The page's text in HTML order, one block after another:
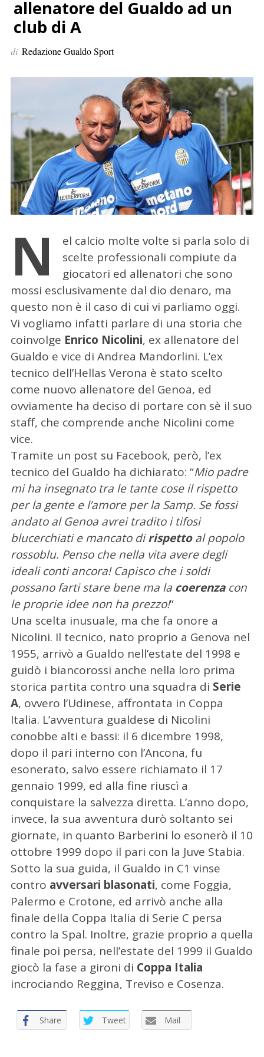
e
r
:
allenatore del Gualdo ad un
club di A
di Redazione Gualdo Sport
N
el calcio molte volte si parla solo di
scelte professionali compiute da
giocatori ed allenatori che sono
mossi esclusivamente dal dio denaro, ma
questo non è il caso di cui vi parliamo oggi.
Vi vogliamo infatti parlare di una storia che
coinvolge Enrico Nicolini, ex allenatore del
Gualdo e vice di Andrea Mandorlini. L’ex
tecnico dell’Hellas Verona è stato scelto
come nuovo allenatore del Genoa, ed
ovviamente ha deciso di portare con sè il suo
staff, che comprende anche Nicolini come
vice.
Tramite un post su Facebook, però, l’ex
tecnico del Gualdo ha dichiarato: “Mio padre
mi ha insegnato tra le tante cose il rispetto
per la gente e l’amore per la Samp. Se fossi
andato al Genoa avrei tradito i tifosi
blucerchiati e mancato dirispettoal popolo
rossoblu. Penso che nella vita avere degli
ideali conti ancora! Capisco che i soldi
possano farti stare bene ma la coerenzacon
le proprie idee non ha prezzo!”
Una scelta inusuale, ma che fa onore a
Nicolini. Il tecnico, nato proprio a Genova nel
1955, arrivò a Gualdo nell’estate del 1998 e
guidò i biancorossi anche nella loro prima
storica partita contro una squadra di Serie
A, ovvero l’Udinese, affrontata in Coppa
Italia. L’avventura gualdese di Nicolini
conobbe alti e bassi: il 6 dicembre 1998,
dopo il pari interno con l’Ancona, fu
esonerato, salvo essere richiamato il 17
gennaio 1999, ed alla fine riuscì a
conquistare la salvezza diretta. L’anno dopo,
invece, la sua avventura durò soltanto sei
giornate, in quanto Barberini lo esonerò il 10
ottobre 1999 dopo il pari con la Juve Stabia.
Sotto la sua guida, il Gualdo in C1 vinse
contro avversari blasonati, come Foggia,
Palermo e Crotone, ed arrivò anche alla
finale della Coppa Italia di Serie C persa
contro la Spal. Inoltre, grazie proprio a quella
finale poi persa, nell’estate del 1999 il Gualdo
giocò la fase a gironi di Coppa Italia
incrociando Reggina, Treviso e Cosenza.
Share Tweet Mail
C
e
a
p
e
: